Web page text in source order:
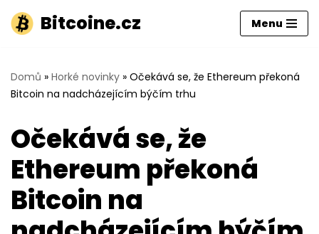
Přeskočit
obsah
Bitcoine.cz Menu
Domů » Horké novinky » Očekává se, že Ethereum překoná
Bitcoin na nadcházejícím býčím trhu
Očekává se, že
Ethereum překoná
Bitcoin na